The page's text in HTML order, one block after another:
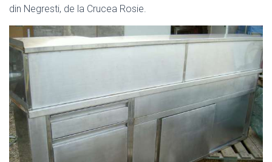
din Negresti, de la Crucea Rosie.